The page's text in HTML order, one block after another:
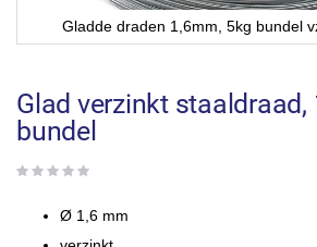
Gladde draden 1,6mm, 5kg bundel
het
begin
van
afbeeldingen-
Glad verzinkt staaldraad,
bundel
Ø 1,6 mm